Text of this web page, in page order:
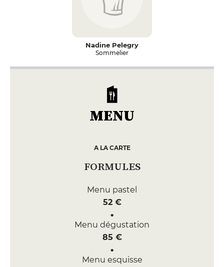
Nadine Pelegry
Sommelier
MENU
A LA CARTE
FORMULES
Menu pastel
52 €
Menu dégustation
85 €
Menu esquisse